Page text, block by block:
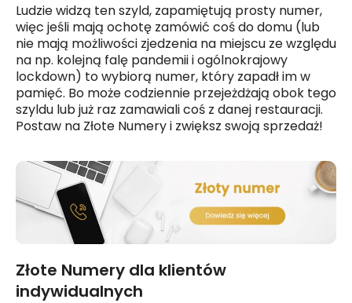
Ludzie widzą ten szyld, zapamiętują prosty numer,
więc jeśli mają ochotę zamówić coś do domu (lub
nie mają możliwości zjedzenia na miejscu ze względu
na np. kolejną falę pandemii i ogólnokrajowy
lockdown) to wybiorą numer, który zapadł im w
pamięć. Bo może codziennie przejeżdżają obok tego
szyldu lub już raz zamawiali coś z danej restauracji.
Postaw na Złote Numery i zwiększ swoją sprzedaż!
Złote Numery dla klientów
indywidualnych